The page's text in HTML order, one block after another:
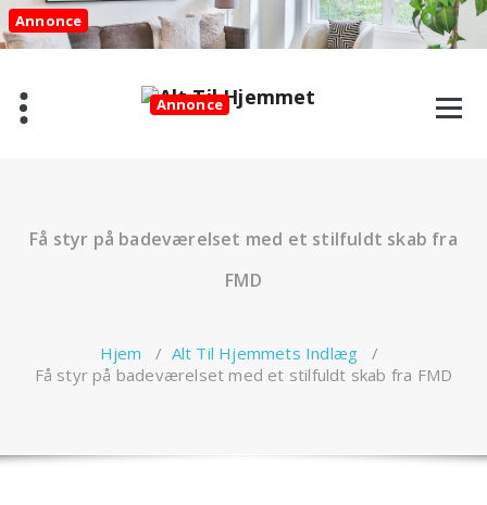
Videre
til
indhold
Annonce
Annonce
Få styr på badeværelset med et stilfuldt skab fra
FMD
Hjem / Alt Til Hjemmets Indlæg /
Få styr på badeværelset med et stilfuldt skab fra FMD